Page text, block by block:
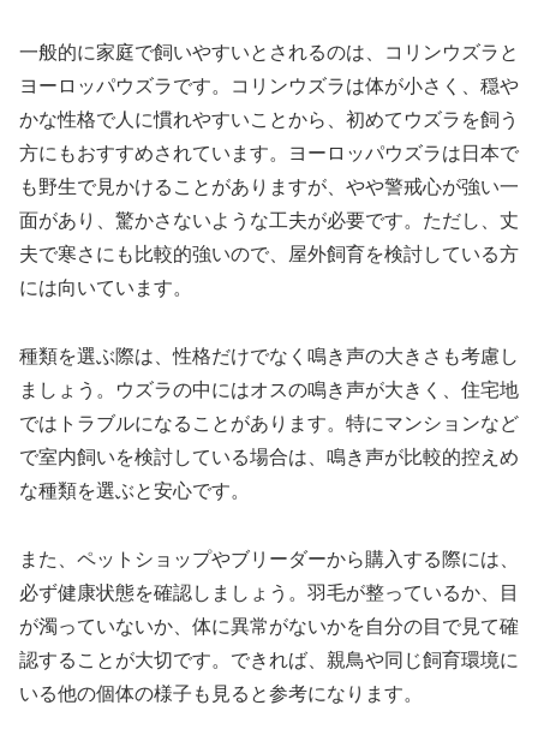
一般的に家庭で飼いやすいとされるのは、コリンウズラと
ヨーロッパウズラです。コリンウズラは体が小さく、穏や
かな性格で人に慣れやすいことから、初めてウズラを飼う
方にもおすすめされています。ヨーロッパウズラは日本で
も野生で見かけることがありますが、やや警戒心が強い一
面があり、驚かさないような工夫が必要です。ただし、丈
夫で寒さにも比較的強いので、屋外飼育を検討している方
には向いています。
種類を選ぶ際は、性格だけでなく鳴き声の大きさも考慮し
ましょう。ウズラの中にはオスの鳴き声が大きく、住宅地
ではトラブルになることがあります。特にマンションなど
で室内飼いを検討している場合は、鳴き声が比較的控えめ
な種類を選ぶと安心です。
また、ペットショップやブリーダーから購入する際には、
必ず健康状態を確認しましょう。羽毛が整っているか、目
が濁っていないか、体に異常がないかを自分の目で見て確
認することが大切です。できれば、親鳥や同じ飼育環境に
いる他の個体の様子も見ると参考になります。